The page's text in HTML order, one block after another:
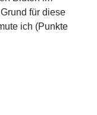
für diese
ich (Punkte